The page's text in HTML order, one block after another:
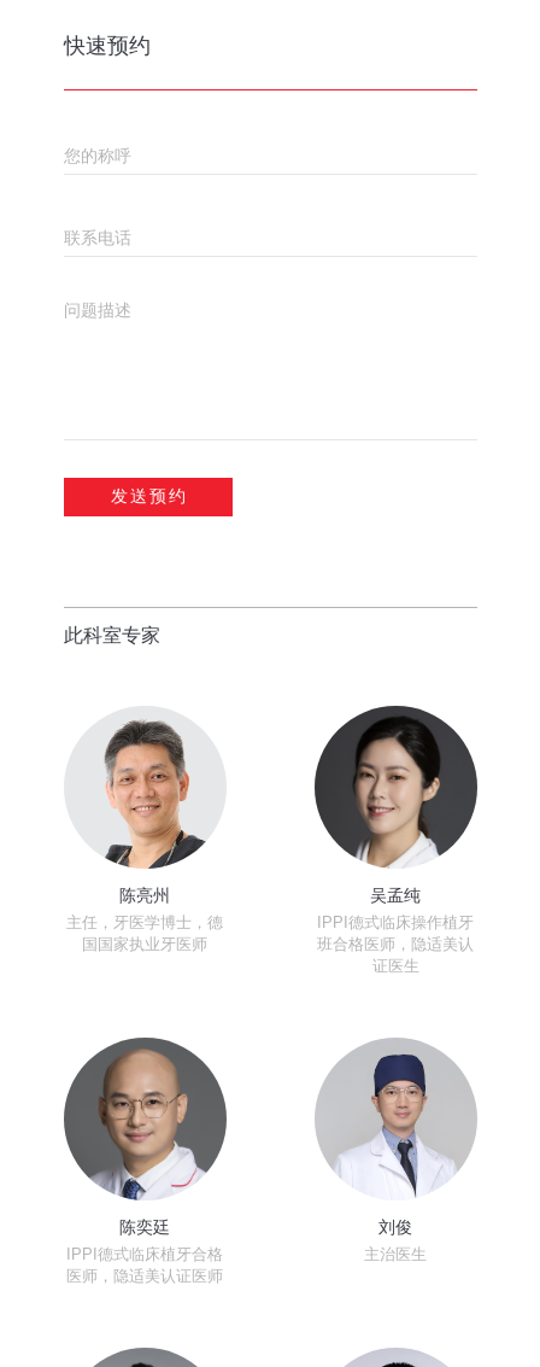
快速预约
此科室专家
陈亮州
主任，牙医学博士，德
国国家执业牙医师
吴孟纯
IPPI德式临床操作植牙
班合格医师，隐适美认
证医生
陈奕廷
IPPI德式临床植牙合格
医师，隐适美认证医师
刘俊
主治医生